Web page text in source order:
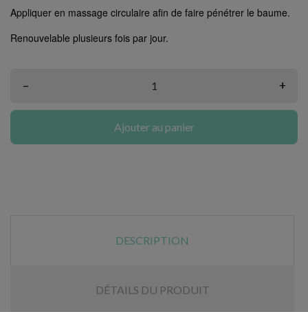
Appliquer en massage circulaire afin de faire pénétrer le baume.
Renouvelable plusieurs fois par jour.
– +
Ajouter au panier
DESCRIPTION
DÉTAILS DU PRODUIT